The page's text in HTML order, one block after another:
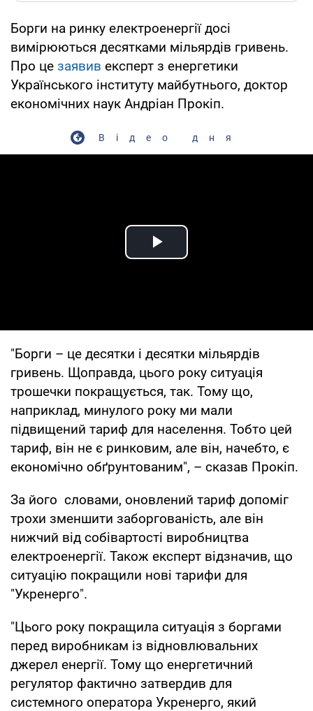
Борги на ринку електроенергії досі
вимірюються десятками мільярдів гривень.
Про це заявив експерт з енергетики
Українського інституту майбутнього, доктор
економічних наук Андріан Прокіп.
Відео дня
Play Video
"Борги – це десятки і десятки мільярдів
гривень. Щоправда, цього року ситуація
трошечки покращується, так. Тому що,
наприклад, минулого року ми мали
підвищений тариф для населення. Тобто цей
тариф, він не є ринковим, але він, начебто, є
економічно обґрунтованим", – сказав Прокіп.
За його словами, оновлений тариф допоміг
трохи зменшити заборгованість, але він
нижчий від собівартості виробництва
електроенергії. Також експерт відзначив, що
ситуацію покращили нові тарифи для
"Укренерго".
"Цього року покращила ситуація з боргами
перед виробникам із відновлювальних
джерел енергії. Тому що енергетичний
регулятор фактично затвердив для
системного оператора Укренерго, який